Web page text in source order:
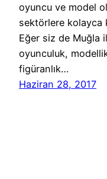
oyuncu ve model
sektörlere kolayca
Eğer siz de Muğla
oyunculuk,
figüranlık…
Haziran 28, 2017